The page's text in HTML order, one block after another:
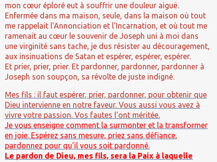
mon cœur éploré eut à souffrir une douleur aiguë.
Enfermée dans ma maison, seule, dans la maison où tout
me rappelait l'Annonciation et l'Incarnation, et où tout me
ramenait au cœur le souvenir de Joseph uni à moi dans
une virginité sans tache, je dus résister au découragement,
aux insinuations de Satan et espérer, espérer, espérer.
Et prier, prier, prier. Et pardonner, pardonner, pardonner à
Joseph son soupçon, sa révolte de juste indigné.
Mes fils : il faut espérer, prier, pardonner, pour obtenir que
Dieu intervienne en notre faveur. Vous aussi vous avez à
vivre votre passion. Vos fautes l'ont méritée.
Je vous enseigne comment la surmonter et la transformer
en joie. Espérez sans mesure, priez sans défiance,
pardonnez pour qu'il vous soit pardonné.
Le pardon de Dieu, mes fils, sera la Paix à laquelle